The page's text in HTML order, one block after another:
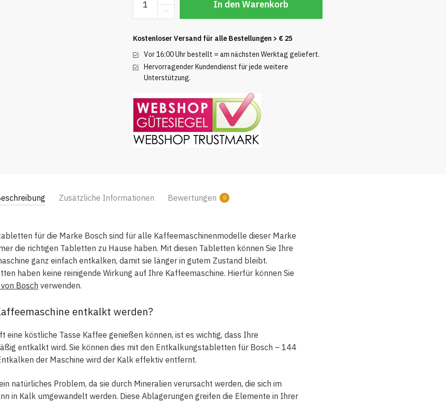
Bosch
144
Stück
In den Warenkorb
Kostenloser Versand für alle Bestellungen > € 25
Vor 16:00 Uhr bestellt = am nächsten Werktag geliefert.
Hervorragender Kundendienst für jede weitere
Unterstützung.
Zusätzliche Informationen Bewertungen 0
für die Marke Bosch sind für alle Kaffeemaschinenmodelle dieser Marke
die richtigen Tabletten zu Hause haben. Mit diesen Tabletten können Sie Ihre
ganz einfach entkalken, damit sie länger in gutem Zustand bleibt.
haben keine reinigende Wirkung auf Ihre Kaffeemaschine. Hierfür können Sie
Bosch verwenden.
entkalkt werden?
eine köstliche Tasse Kaffee genießen können, ist es wichtig, dass Ihre
entkalkt wird. Sie können dies mit den Entkalkungstabletten für Bosch – 144
der Maschine wird der Kalk effektiv entfernt.
natürliches Problem, da sie durch Mineralien verursacht werden, die sich im
in Kalk umgewandelt werden. Diese Ablagerungen greifen die Elemente in Ihrer